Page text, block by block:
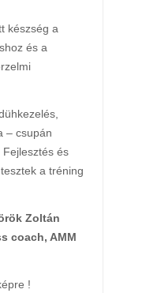
készség a
és a
– csupán
és
a tréning
Zoltán
coach, AMM
!